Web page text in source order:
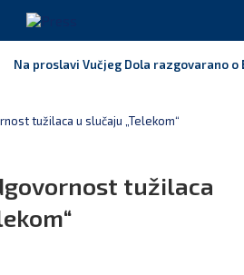
Na proslavi Vučjeg Dola razgovarano
tužilaca u slučaju „Telekom“
tužilaca